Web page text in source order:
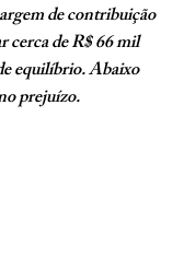
de contribuição
cerca de R$ 66 mil
equilíbrio. Abaixo
prejuízo.